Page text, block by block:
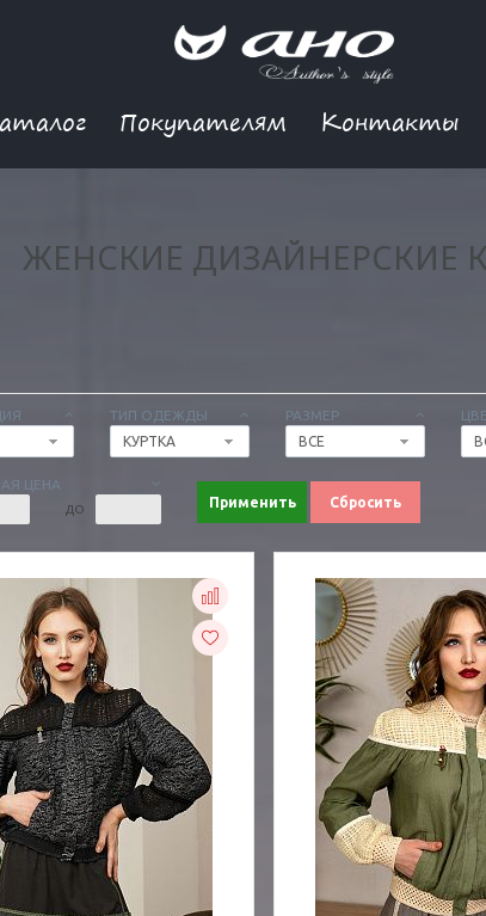
Покупателям Контакты
ЖЕНСКИЕ ДИЗАЙНЕРСКИЕ
ТИП ОДЕЖДЫ
КУРТКА
РАЗМЕР
ВСЕ
ЦЕНА
ДО Применить Сбросить